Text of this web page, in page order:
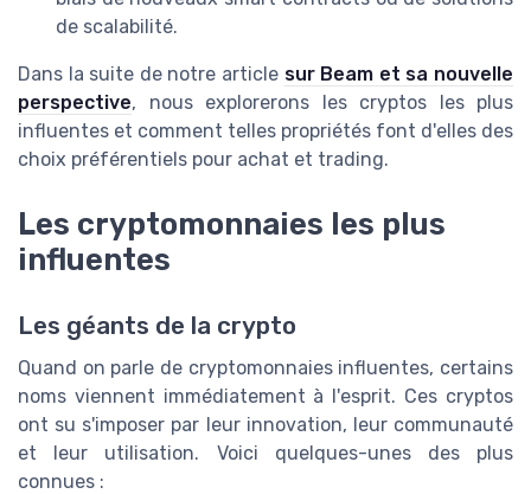
de scalabilité.
Dans la suite de notre article sur Beam et sa nouvelle
perspective, nous explorerons les cryptos les plus
influentes et comment telles propriétés font d'elles des
choix préférentiels pour achat et trading.
Les cryptomonnaies les plus
influentes
Les géants de la crypto
Quand on parle de cryptomonnaies influentes, certains
noms viennent immédiatement à l'esprit. Ces cryptos
ont su s'imposer par leur innovation, leur communauté
et leur utilisation. Voici quelques-unes des plus
connues :